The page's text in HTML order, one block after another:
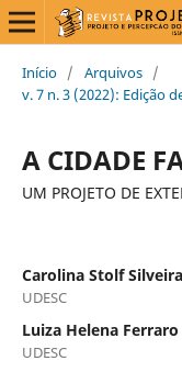
Início / Arquivos /
v. 7 n. 3 (2022): Edição
A CIDADE
UM PROJETO DE
Carolina Stolf Silveira
UDESC
Luiza Helena Ferraro
UDESC